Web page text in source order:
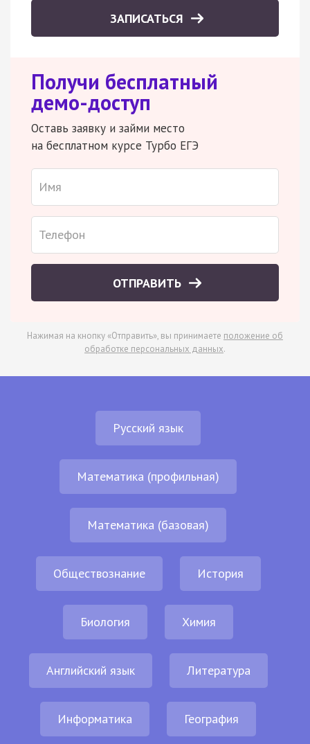
ЗАПИСАТЬСЯ
Получи бесплатный
демо-доступ
Оставь заявку и займи место
на бесплатном курсе Турбо ЕГЭ
ОТПРАВИТЬ
Нажимая на кнопку «Отправить», вы принимаете положение об
обработке персональных данных.
Русский язык
Математика (профильная)
Математика (базовая)
Обществознание История
Биология Химия
Английский язык Литература
Информатика География